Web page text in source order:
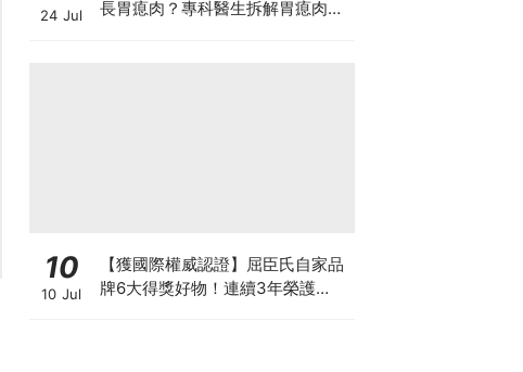
24 Jul
長胃瘜肉？專科醫生拆解胃瘜肉癌
10
10 Jul
【獲國際權威認證】屈臣氏自家品
牌6大得獎好物！連續3年榮護